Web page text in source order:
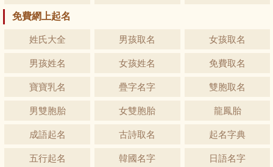
免費網上起名
姓氏大全 男孩取名 女孩取名
男孩姓名 女孩姓名 免費取名
寶寶乳名 疊字名字 雙胞取名
男雙胞胎 女雙胞胎 龍鳳胎
成語起名 古詩取名 起名字典
五行起名 韓國名字 日語名字